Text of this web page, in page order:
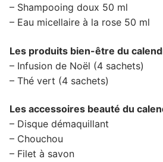
– Shampooing doux 50 ml
– Eau micellaire à la rose 50 ml
Les produits bien-être du
– Infusion de Noël (4 sachets)
– Thé vert (4 sachets)
Les accessoires beauté du
– Disque démaquillant
– Chouchou
– Filet à savon